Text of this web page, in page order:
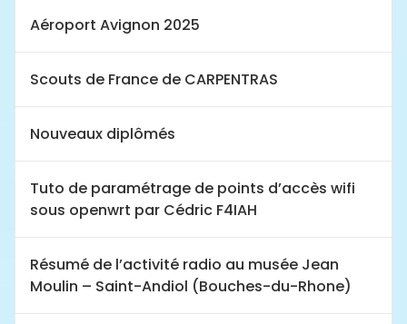
Aéroport Avignon 2025
Scouts de France de CARPENTRAS
Nouveaux diplômés
Tuto de paramétrage de points d’accès wifi
sous openwrt par Cédric F4IAH
Résumé de l’activité radio au musée Jean
Moulin – Saint-Andiol (Bouches-du-Rhone)